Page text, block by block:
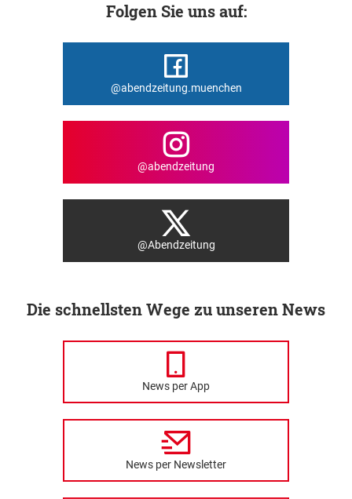
Folgen Sie uns auf:
@abendzeitung.muenchen
@abendzeitung
@Abendzeitung
Die schnellsten Wege zu unseren News
News per App
News per Newsletter